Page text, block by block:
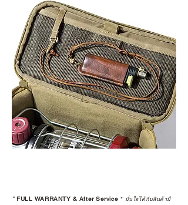
*FULL WARRANTY & After Service * มั่นใจได้กับสินค้ามี